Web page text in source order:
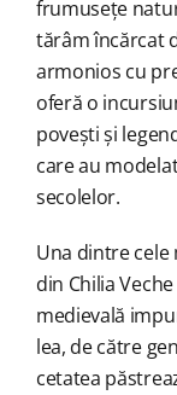
frumusețe
tărâm încărcat
armonios cu
oferă o
povești și
care au
secolelor.
Una dintre
din Chilia
medievală
lea, de către
cetatea